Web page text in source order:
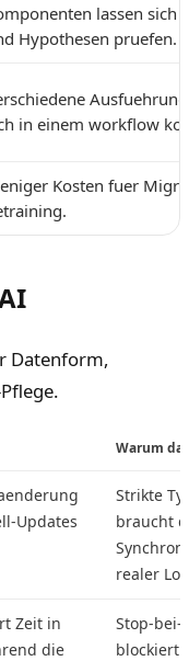
lassen sich
Hypothesen pruefen.
in einem workflow
Kosten fuer
Datenform,
Warum
Updates
Strikte
braucht
realer
Zeit in
die
Stop-bei-
blockiert